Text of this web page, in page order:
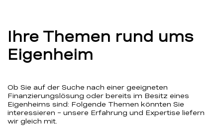
Ihre Themen rund ums
Eigenheim
Ob Sie auf der Suche nach einer geeigneten
Finanzierungslösung oder bereits im Besitz eines
Eigenheims sind: Folgende Themen könnten Sie
interessieren – unsere Erfahrung und Expertise liefern
wir gleich mit.